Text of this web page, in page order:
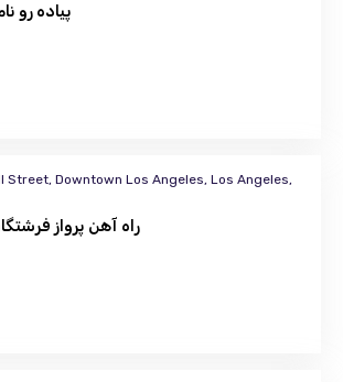
پیاده رو
Street, Downtown Los Angeles, Los Angeles,
راه آهن پرواز